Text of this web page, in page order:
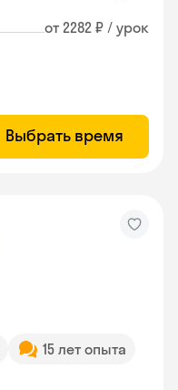
от 2282 ₽ / урок
Выбрать время
15 лет опыта